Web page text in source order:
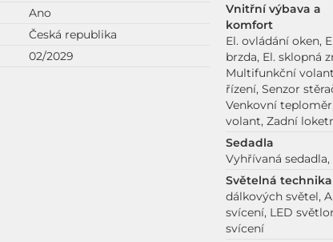
Ano
Česká republika
02/2029
Vnitřní výbava a
komfort
El. ovládání oken,
brzda, El. sklopná
Multifunkční
řízení, Senzor
Venkovní
volant, Zadní
Sedadla
Vyhřívaná
Světelná technika
dálkových světel,
svícení, LED
svícení